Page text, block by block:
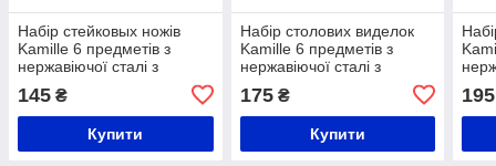
Набір стейковых ножів
Kamille 6 предметів з
нержавіючої сталі з
145 ₴
Купити
Набір столових виделок
Kamille 6 предметів з
нержавіючої сталі з
175₴
Купити
195